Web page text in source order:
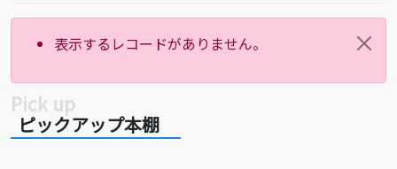
表示するレコードがありません。
ピックアップ本棚